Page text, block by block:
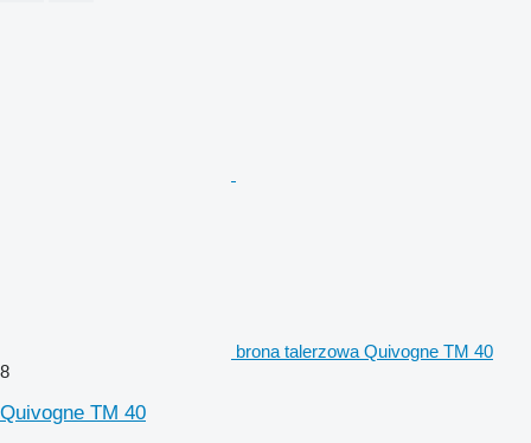
brona talerzowa Quivogne TM 40
8
Quivogne TM 40